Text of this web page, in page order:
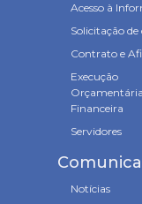
Acesso à
Solicitação de
Contrato e
Execução
Financeira
Servidores
Notícias